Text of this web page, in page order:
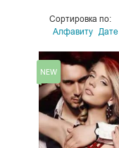
Сортировка по:
Алфавиту
Дате